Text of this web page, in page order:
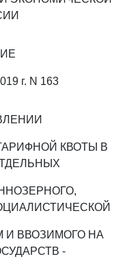
г. N 163
КВОТЫ В
И ВВОЗИМОГО НА
-